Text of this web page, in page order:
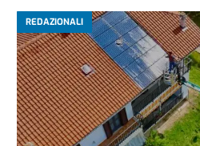
REDAZIONALI